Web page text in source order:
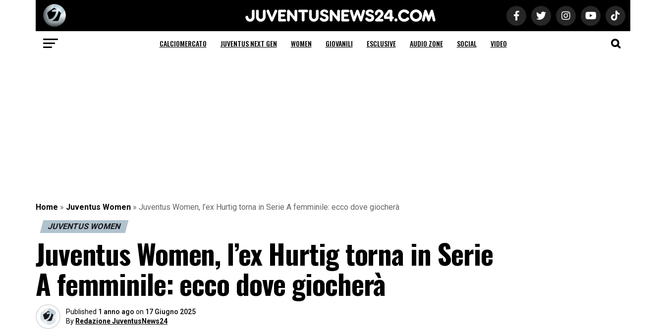
Juventus News 24
CALCIOMERCATO JUVENTUS NEXT GEN WOMEN GIOVANILI ESCLUSIVE AUDIO ZONE SOCIAL VIDEO
Home » Juventus Women » Juventus Women, l’ex Hurtig torna in Serie A femminile: ecco dove giocherà
JUVENTUS WOMEN
Juventus Women, l’ex Hurtig torna in Serie
A femminile: ecco dove giocherà
Published 1 anno ago on 17 Giugno 2025
By Redazione JuventusNews24